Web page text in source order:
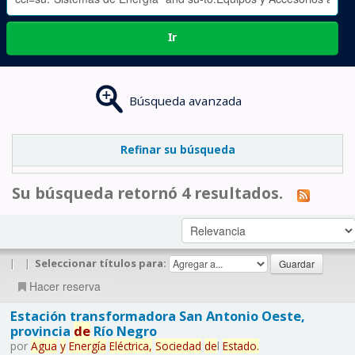
Ir
Búsqueda avanzada
Refinar su búsqueda
Su búsqueda retornó 4 resultados.
| | Seleccionar títulos para:
Hacer reserva
Estación transformadora San Antonio Oeste,
provincia deRío Negro
por Agua y Energía Eléctrica, Sociedad del Estado.